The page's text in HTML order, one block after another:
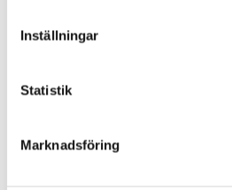
Inställningar
Statistik
Marknadsföring